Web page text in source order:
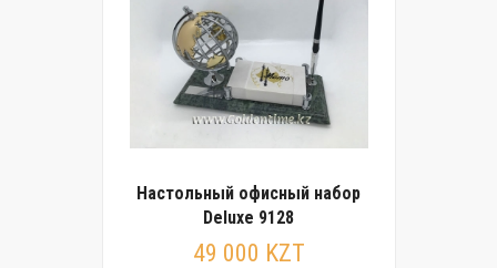
Настольный офисный набор
Deluxe 9128
49 000 KZT